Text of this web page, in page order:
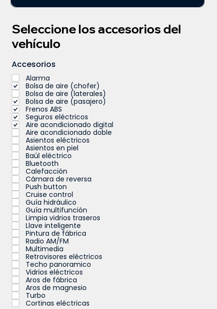
Seleccione los accesorios del
vehículo
Accesorios
Alarma
Bolsa de aire (chofer)
Bolsa de aire (laterales)
Bolsa de aire (pasajero)
Frenos ABS
Seguros eléctricos
Aire acondicionado digital
Aire acondicionado doble
Asientos eléctricos
Asientos en piel
Baúl eléctrico
Bluetooth
Calefacción
Cámara de reversa
Push button
Cruise control
Guía hidráulico
Guía multifunción
Limpia vidrios traseros
Llave inteligente
Pintura de fábrica
Radio AM/FM
Multimedia
Retrovisores eléctricos
Techo panoramico
Vidrios eléctricos
Aros de fábrica
Aros de magnesio
Turbo
Cortinas eléctricas